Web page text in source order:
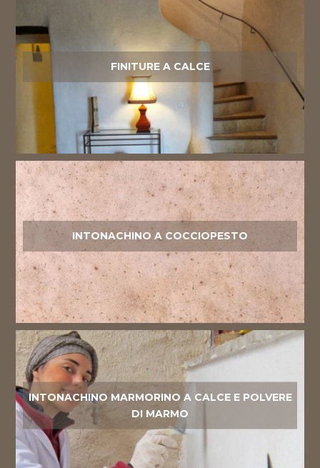
FINITURE A CALCE
INTONACHINO A COCCIOPESTO
INTONACHINO MARMORINO A CALCE E POLVERE
DI MARMO